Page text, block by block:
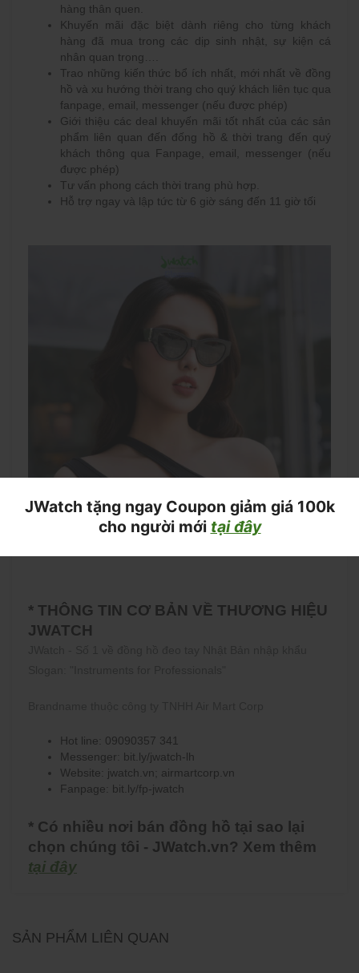
hàng thân quen.
Khuyến mãi đặc biệt dành riêng cho từng khách
hàng đã mua trong các dịp sinh nhật, sự kiện cá
nhân quan trọng….
Trao những kiến thức bổ ích nhất, mới nhất về đồng
hồ và xu hướng thời trang cho quý khách liên tục qua
fanpage, email, messenger (nếu được phép)
Giới thiệu các deal khuyến mãi tốt nhất của các sản
phẩm liên quan đến đống hồ & thời trang đến quý
khách thông qua Fanpage, email, messenger (nếu
được phép)
Tư vấn phong cách thời trang phù hợp.
Hỗ trợ ngay và lập tức từ 6 giờ sáng đến 11 giờ tối
* THÔNG TIN CƠ BẢN VỀ THƯƠNG HIỆU
JWATCH
Hot line: 09090357 341
Messenger: bit.ly/jwatch-lh
Website: jwatch.vn; airmartcorp.vn
Fanpage: bit.ly/fp-jwatch
* Có nhiều nơi bán đồng hồ tại sao lại
chọn chúng tôi - JWatch.vn? Xem thêm
tại đây
SẢN PHẨM LIÊN QUAN
JWatch tặng ngay Coupon giảm giá 100k
cho người mới tại đây